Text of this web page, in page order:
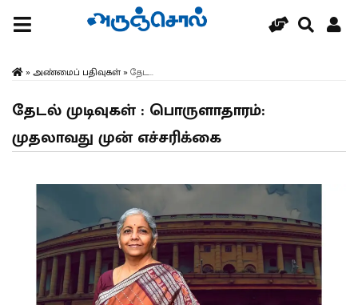
» அண்மைப் பதிவுகள்» தேட...
தேடல் முடிவுகள் : பொருளாதாரம்:
முதலாவது முன் எச்சரிக்கை